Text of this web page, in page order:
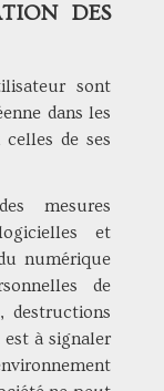
DES
sont
dans les
celles de ses
mesures
et
numérique
de
destructions
à signaler